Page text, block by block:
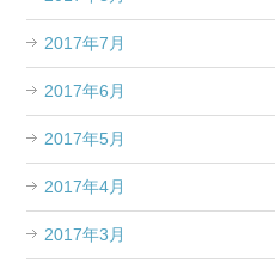
2017年7月
2017年6月
2017年5月
2017年4月
2017年3月